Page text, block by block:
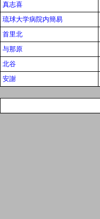
真志喜
琉球大学病院内簡易
首里北
与那原
北谷
安謝